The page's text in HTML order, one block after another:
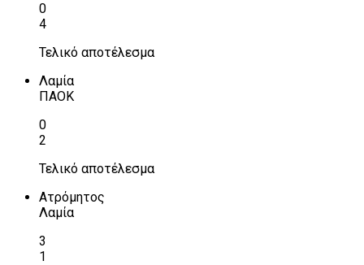
0
4
Τελικό αποτέλεσμα
Λαμία
ΠΑΟΚ
0
2
Τελικό αποτέλεσμα
Ατρόμητος
Λαμία
3
1